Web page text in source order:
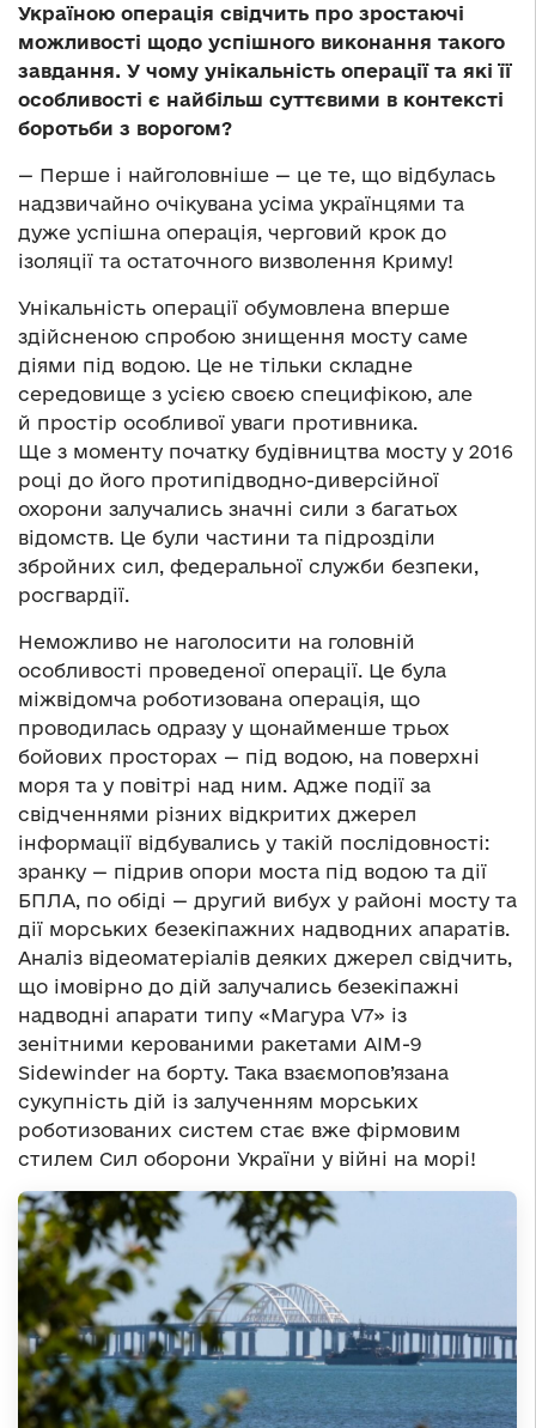
Україною операція свідчить про зростаючі
можливості щодо успішного виконання такого
завдання. У чому унікальність операції та які її
особливості є найбільш суттєвими в контексті
боротьби з ворогом?
— Перше і найголовніше — це те, що відбулась
надзвичайно очікувана усіма українцями та
дуже успішна операція, черговий крок до
ізоляції та остаточного визволення Криму!
Унікальність операції обумовлена вперше
здійсненою спробою знищення мосту саме
діями під водою. Це не тільки складне
середовище з усією своєю специфікою, але
й простір особливої уваги противника.
Ще з моменту початку будівництва мосту у 2016
році до його протипідводно-диверсійної
охорони залучались значні сили з багатьох
відомств. Це були частини та підрозділи
збройних сил, федеральної служби безпеки,
росгвардії.
Неможливо не наголосити на головній
особливості проведеної операції. Це була
міжвідомча роботизована операція, що
проводилась одразу у щонайменше трьох
бойових просторах — під водою, на поверхні
моря та у повітрі над ним. Адже події за
свідченнями різних відкритих джерел
інформації відбувались у такій послідовності:
зранку — підрив опори моста під водою та дії
БПЛА, по обіді — другий вибух у районі мосту та
дії морських безекіпажних надводних апаратів.
Аналіз відеоматеріалів деяких джерел свідчить,
що імовірно до дій залучались безекіпажні
надводні апарати типу «Магура V7» із
зенітними керованими ракетами AIM-9
Sidewinder на борту. Така взаємопов’язана
сукупність дій із залученням морських
роботизованих систем стає вже фірмовим
стилем Сил оборони України у війні на морі!